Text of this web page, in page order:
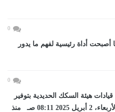
0
أصبحت أداة رئيسية لفهم ما يدور
0
هيئة السكك الحديدية بتوفير
أماكن في رحلات...اليوم الأربعاء، 2 أبريل 2025 08:11 صـ منذ